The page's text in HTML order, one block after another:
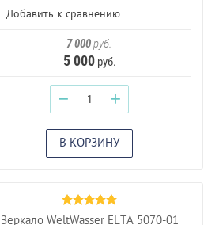
Добавить к сравнению
7 000руб.
5 000руб.
− +
В КОРЗИНУ
Зеркало WeltWasser ELTA 5070-01